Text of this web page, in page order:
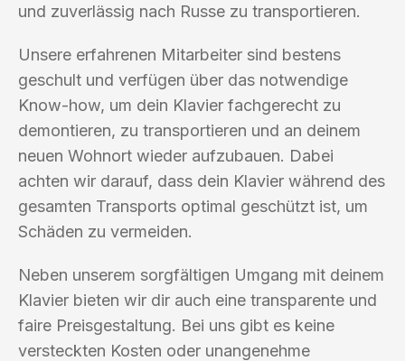
und zuverlässig nach Russe zu transportieren.
Unsere erfahrenen Mitarbeiter sind bestens
geschult und verfügen über das notwendige
Know-how, um dein Klavier fachgerecht zu
demontieren, zu transportieren und an deinem
neuen Wohnort wieder aufzubauen. Dabei
achten wir darauf, dass dein Klavier während des
gesamten Transports optimal geschützt ist, um
Schäden zu vermeiden.
Neben unserem sorgfältigen Umgang mit deinem
Klavier bieten wir dir auch eine transparente und
faire Preisgestaltung. Bei uns gibt es keine
versteckten Kosten oder unangenehme